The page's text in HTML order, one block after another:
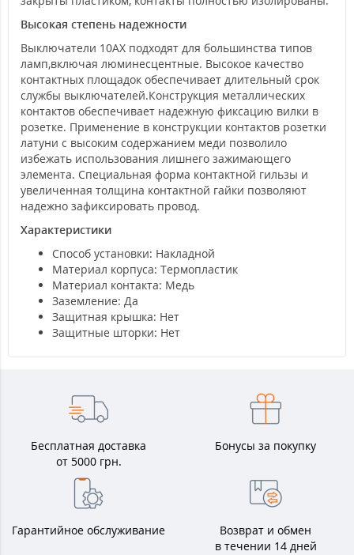
Высокая степень надежности
Выключатели 10AX подходят для большинства типов
ламп,включая люминесцентные. Высокое качество
контактных площадок обеспечивает длительный срок
службы выключателей.Конструкция металлических
контактов обеспечивает надежную фиксацию вилки в
розетке. Применение в конструкции контактов розетки
латуни с высоким содержанием меди позволило
избежать использования лишнего зажимающего
элемента. Специальная форма контактной гильзы и
увеличенная толщина контактной гайки позволяют
надежно зафиксировать провод.
Характеристики
Способ установки: Накладной
Материал корпуса: Термопластик
Материал контакта: Медь
Заземление: Да
Защитная крышка: Нет
Защитные шторки: Нет
Бесплатная доставка
от 5000 грн.
Бонусы за покупку
Гарантийное обслуживание
Возврат и обмен
в течении 14 дней